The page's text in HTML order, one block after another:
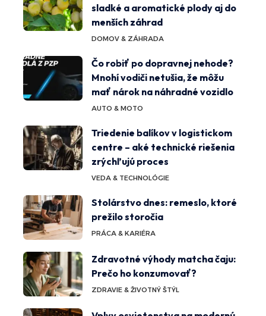
sladké a aromatické plody aj do
menších záhrad
DOMOV & ZÁHRADA
Čo robiť po dopravnej nehode?
Mnohí vodiči netušia, že môžu
mať nárok na náhradné vozidlo
AUTO & MOTO
Triedenie balíkov v logistickom
centre – aké technické riešenia
zrýchľujú proces
VEDA & TECHNOLÓGIE
Stolárstvo dnes: remeslo, ktoré
prežilo storočia
PRÁCA & KARIÉRA
Zdravotné výhody matcha čaju:
Prečo ho konzumovať?
ZDRAVIE & ŽIVOTNÝ ŠTÝL